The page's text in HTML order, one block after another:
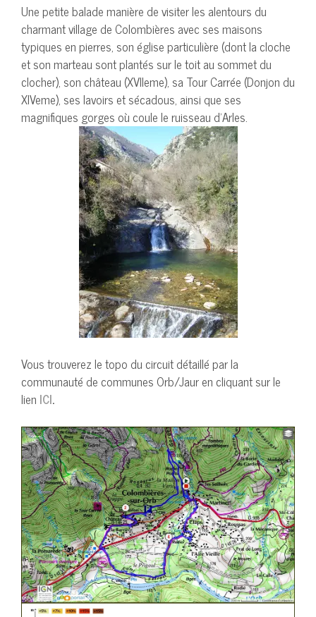
Une petite balade manière de visiter les alentours du
charmant village de Colombières avec ses maisons
typiques en pierres, son église particulière (dont la cloche
et son marteau sont plantés sur le toit au sommet du
clocher), son château (XVIIeme), sa Tour Carrée (Donjon du
XIVeme), ses lavoirs et sécadous, ainsi que ses
magnifiques gorges où coule le ruisseau d’Arles.
Vous trouverez le topo du circuit détaillé par la
communauté de communes Orb/Jaur en cliquant sur le
lien ICI.